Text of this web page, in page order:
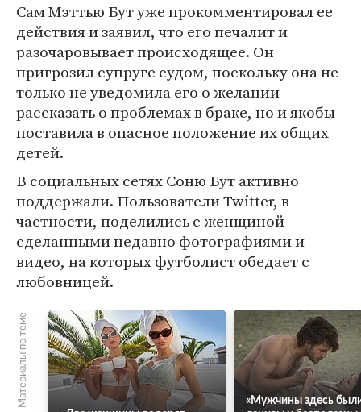
Сам Мэттью Бут уже прокомментировал ее
действия и заявил, что его печалит и
разочаровывает происходящее. Он
пригрозил супруге судом, поскольку она не
только не уведомила его о желании
рассказать о проблемах в браке, но и якобы
поставила в опасное положение их общих
детей.
В социальных сетях Соню Бут активно
поддержали. Пользователи Twitter, в
частности, поделились с женщиной
сделанными недавно фотографиями и
видео, на которых футболист обедает с
любовницей.
Материалы по теме
«Мужчины здесь